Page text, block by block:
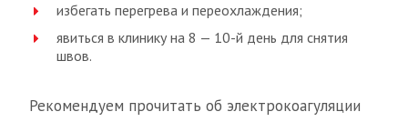
избегать перегрева и переохлаждения;
явиться в клинику на 8 — 10-й день для снятия
швов.
Рекомендуем прочитать об электрокоагуляции